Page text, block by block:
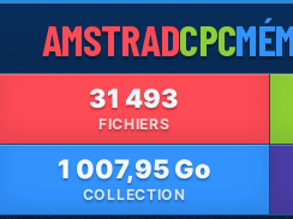
AMSTRADCPC
31 493
FICHIERS
1 007,95 Go
COLLECTION